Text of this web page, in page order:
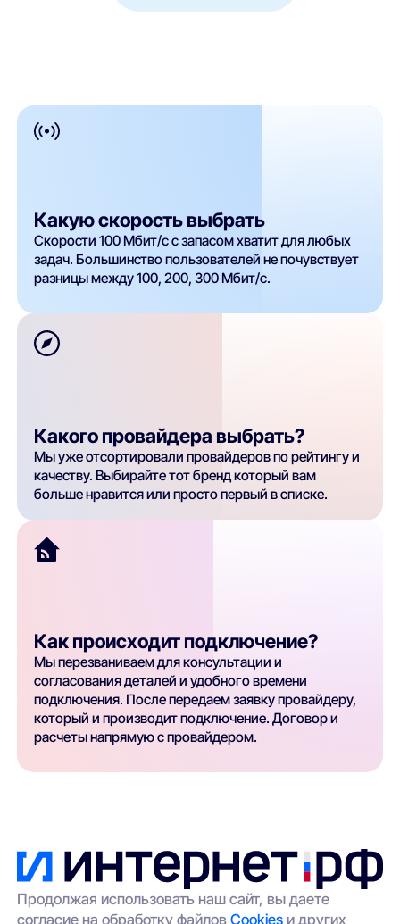
Какую скорость выбрать
Скорости 100 Мбит/с с запасом хватит для любых
задач. Большинство пользователей не почувствует
разницы между 100, 200, 300 Мбит/с.
Какого провайдера выбрать?
Мы уже отсортировали провайдеров по рейтингу и
качеству. Выбирайте тот бренд который вам
больше нравится или просто первый в списке.
Как происходит подключение?
Мы перезваниваем для консультации и
согласования деталей и удобного времени
подключения. После передаем заявку провайдеру,
который и производит подключение. Договор и
расчеты напрямую с провайдером.
Продолжая использовать наш сайт, вы даете
согласие на обработку файловCookies и других